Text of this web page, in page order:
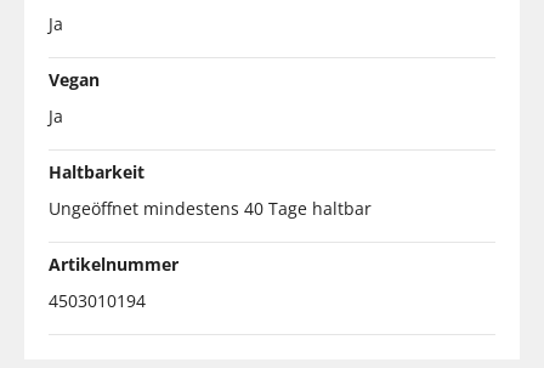
Ja
Vegan
Ja
Haltbarkeit
Ungeöffnet mindestens 40 Tage haltbar
Artikelnummer
4503010194